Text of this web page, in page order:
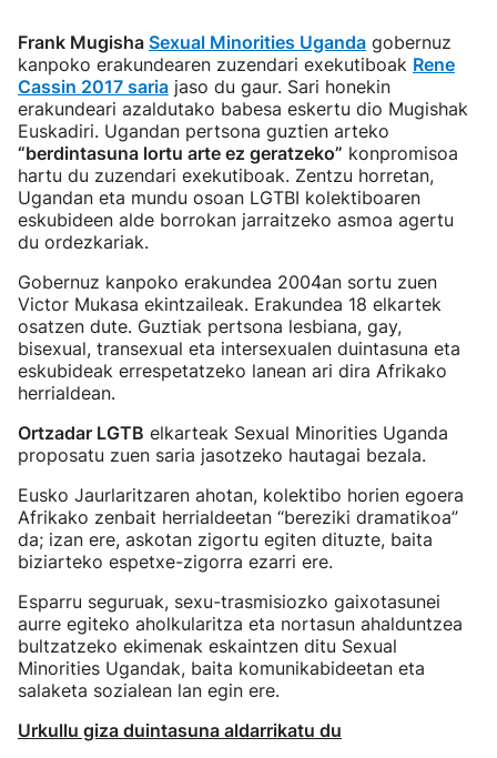
Frank Mugisha Sexual Minorities Uganda gobernuz
kanpoko erakundearen zuzendari exekutiboak Rene
Cassin 2017 saria jaso du gaur. Sari honekin
erakundeari azaldutako babesa eskertu dio Mugishak
Euskadiri. Ugandan pertsona guztien arteko
“berdintasuna lortu arte ez geratzeko” konpromisoa
hartu du zuzendari exekutiboak. Zentzu horretan,
Ugandan eta mundu osoan LGTBI kolektiboaren
eskubideen alde borrokan jarraitzeko asmoa agertu
du ordezkariak.
Gobernuz kanpoko erakundea 2004an sortu zuen
Victor Mukasa ekintzaileak. Erakundea 18 elkartek
osatzen dute. Guztiak pertsona lesbiana, gay,
bisexual, transexual eta intersexualen duintasuna eta
eskubideak errespetatzeko lanean ari dira Afrikako
herrialdean.
Ortzadar LGTB elkarteak Sexual Minorities Uganda
proposatu zuen saria jasotzeko hautagai bezala.
Eusko Jaurlaritzaren ahotan, kolektibo horien egoera
Afrikako zenbait herrialdeetan “bereziki dramatikoa”
da; izan ere, askotan zigortu egiten dituzte, baita
biziarteko espetxe-zigorra ezarri ere.
Esparru seguruak, sexu-trasmisiozko gaixotasunei
aurre egiteko aholkularitza eta nortasun ahalduntzea
bultzatzeko ekimenak eskaintzen ditu Sexual
Minorities Ugandak, baita komunikabideetan eta
salaketa sozialean lan egin ere.
Urkullu giza duintasuna aldarrikatu du